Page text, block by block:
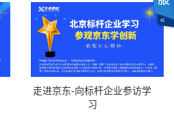
走进京东-向标杆企业参访学
习